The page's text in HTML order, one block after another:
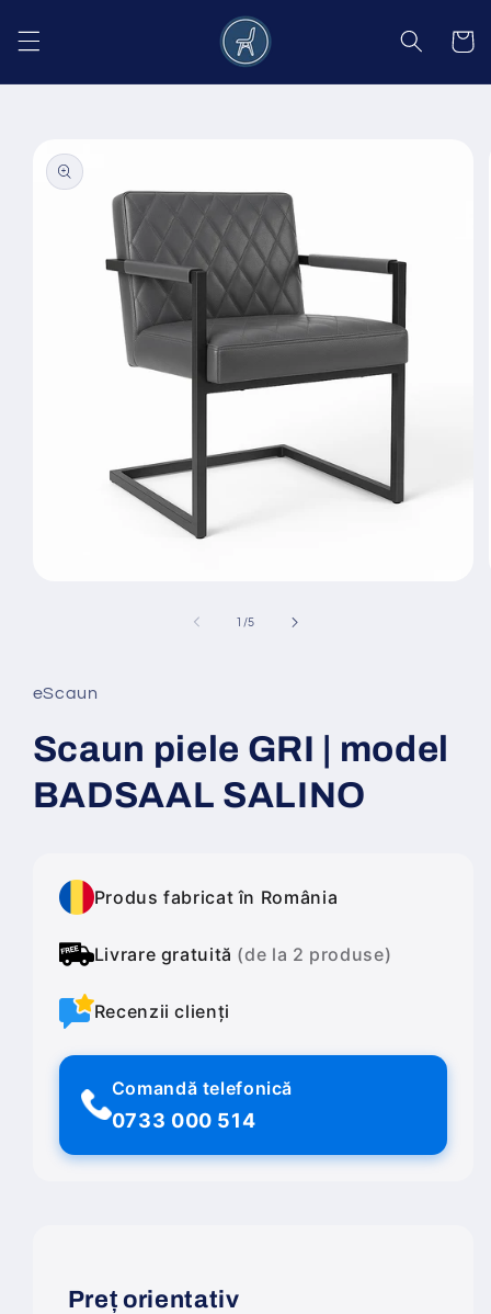
conținut
Coș
informațiile
despre
produs
fereastră
modală
1 /din
5
eScaun
Scaun piele GRI | model
BADSAAL SALINO
Produs fabricat în România
Livrare gratuită (de la 2 produse)
Recenzii clienți
Comandă telefonică
0733 000 514
Preț orientativ